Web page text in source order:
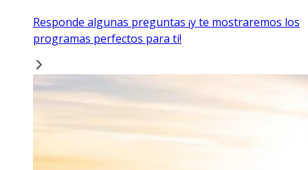
Responde algunas preguntas ¡y te mostraremos los
programas perfectos para ti!